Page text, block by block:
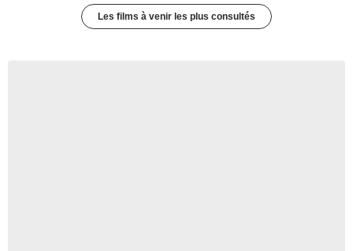
Les films à venir les plus consultés